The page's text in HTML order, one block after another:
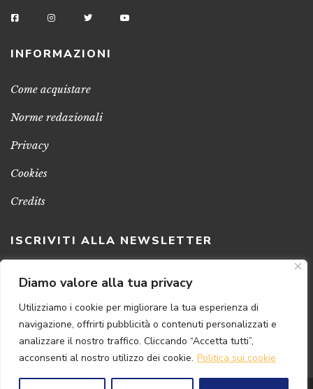
Diamo valore alla tua privacy
Utilizziamo i cookie per migliorare la tua esperienza di
navigazione, offrirti pubblicità o contenuti personalizzati e
analizzare il nostro traffico. Cliccando “Accetta tutti”,
acconsenti al nostro utilizzo dei cookie. Politica sui cookie
INFORMAZIONI
Come acquistare
Norme redazionali
Privacy
Cookies
Credits
ISCRIVITI ALLA NEWSLETTER
Clicca sul pulsante per ricevere le nostre ultime novità,
notizie e promozioni
ISCRIVITI ADESSO